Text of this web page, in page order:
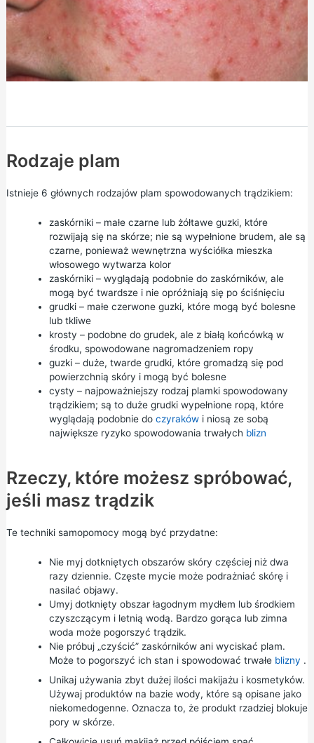
Rodzaje plam
Istnieje 6 głównych rodzajów plam spowodowanych trądzikiem:
zaskórniki – małe czarne lub żółtawe guzki, które
rozwijają się na skórze; nie są wypełnione brudem, ale są
czarne, ponieważ wewnętrzna wyściółka mieszka
włosowego wytwarza kolor
zaskórniki – wyglądają podobnie do zaskórników, ale
mogą być twardsze i nie opróżniają się po ściśnięciu
grudki – małe czerwone guzki, które mogą być bolesne
lub tkliwe
krosty – podobne do grudek, ale z białą końcówką w
środku, spowodowane nagromadzeniem ropy
guzki – duże, twarde grudki, które gromadzą się pod
powierzchnią skóry i mogą być bolesne
cysty – najpoważniejszy rodzaj plamki spowodowany
trądzikiem; są to duże grudki wypełnione ropą, które
wyglądają podobnie do czyrakówi niosą ze sobą
największe ryzyko spowodowania trwałych blizn
Rzeczy, które możesz spróbować,
jeśli masz trądzik
Te techniki samopomocy mogą być przydatne:
Nie myj dotkniętych obszarów skóry częściej niż dwa
razy dziennie. Częste mycie może podrażniać skórę i
nasilać objawy.
Umyj dotknięty obszar łagodnym mydłem lub środkiem
czyszczącym i letnią wodą. Bardzo gorąca lub zimna
woda może pogorszyć trądzik.
Nie próbuj „czyścić” zaskórników ani wyciskać plam.
Może to pogorszyć ich stan i spowodować trwałe blizny .
Unikaj używania zbyt dużej ilości makijażu i kosmetyków.
Używaj produktów na bazie wody, które są opisane jako
niekomedogenne. Oznacza to, że produkt rzadziej blokuje
pory w skórze.